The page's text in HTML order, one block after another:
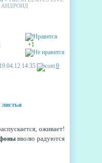
АНДРОИД
+1
19.04.12 14:35
0
оживает!
вволю радуются